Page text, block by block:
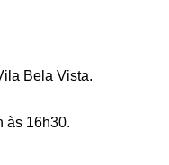
Bela Vista.
às 16h30.